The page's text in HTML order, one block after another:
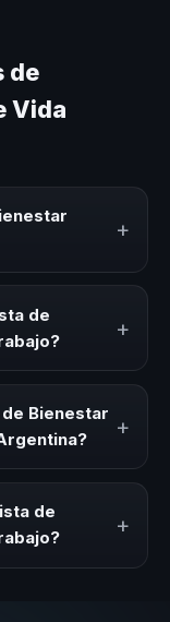
de
Vida
+
en eventos
Su objetivo es
aplicables
de
+
de integración
un cambio
Bienestar
+
Argentina
de
+